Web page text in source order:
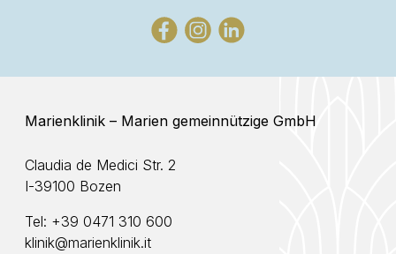
Marienklinik – Marien gemeinnützige GmbH
Claudia de Medici Str. 2
I-39100 Bozen
Tel: +39 0471 310 600
klinik@marienklinik.it